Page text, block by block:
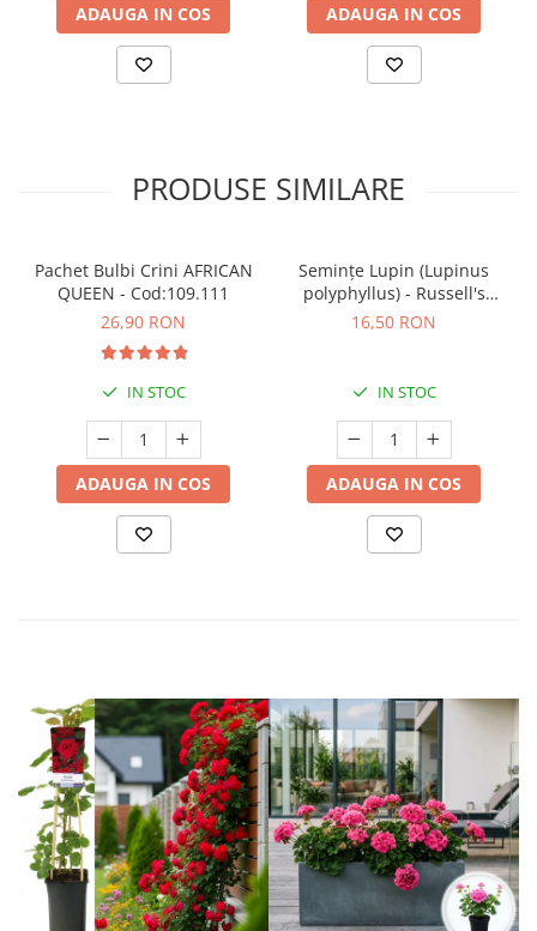
ADAUGA IN COS ADAUGA IN COS
PRODUSE SIMILARE
Pachet Bulbi Crini AFRICAN
QUEEN - Cod:109.111
26,90 RON
IN STOC
ADAUGA IN COS
Semințe Lupin (Lupinus
polyphyllus) - Russell's
Hybrids (Mix) - Cod 6540
16,50 RON
IN STOC
ADAUGA IN COS